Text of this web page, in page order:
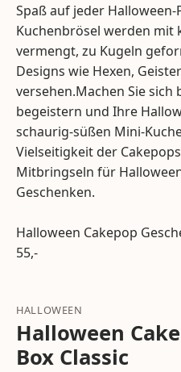
Spaß auf jeder
Kuchenbrösel werden mit
vermengt, zu Kugeln
Designs wie Hexen,
versehen.Machen Sie sich
begeistern und Ihre
schaurig-süßen Mini-
Vielseitigkeit der
Mitbringseln für
Geschenken.
Halloween Cakepop
55,-
HALLOWEEN
Halloween
Box Classic